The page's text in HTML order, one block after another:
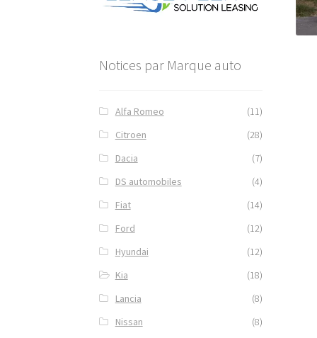
Notices par Marque auto
Alfa Romeo
(11)
Citroen
(28)
Dacia
(7)
DS automobiles
(4)
Fiat
(14)
Ford
(12)
Hyundai
(12)
Kia
(18)
Lancia
(8)
Nissan
(8)